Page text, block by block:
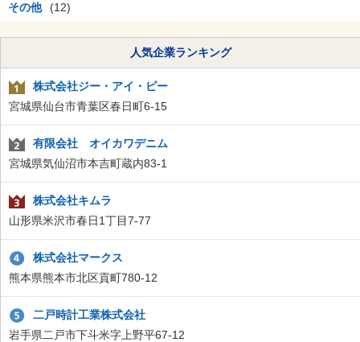
その他 (12)
人気企業ランキング
株式会社ジー・アイ・ピー
宮城県仙台市青葉区春日町6-15
有限会社 オイカワデニム
宮城県気仙沼市本吉町蔵内83-1
株式会社キムラ
山形県米沢市春日1丁目7-77
株式会社マークス
熊本県熊本市北区貢町780-12
二戸時計工業株式会社
岩手県二戸市下斗米字上野平67-12